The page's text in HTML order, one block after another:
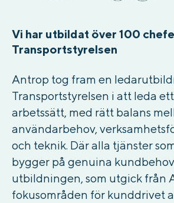
Vi har utbildat över 100
Transportstyrelsen
Antrop tog fram en
Transportstyrelsen i att leda
arbetssätt, med rätt balans
användarbehov,
och teknik. Där alla tjänster
bygger på genuina
utbildningen, som utgick från
fokusområden för kunddrivet